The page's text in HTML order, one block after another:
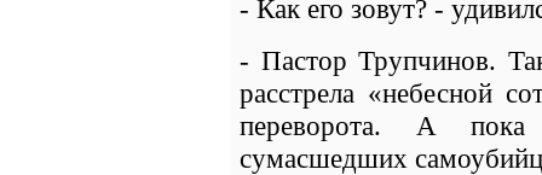
- Как его зовут? -
- Пастор Трупчинов.
расстрела «небесной
переворота. А
сумасшедших